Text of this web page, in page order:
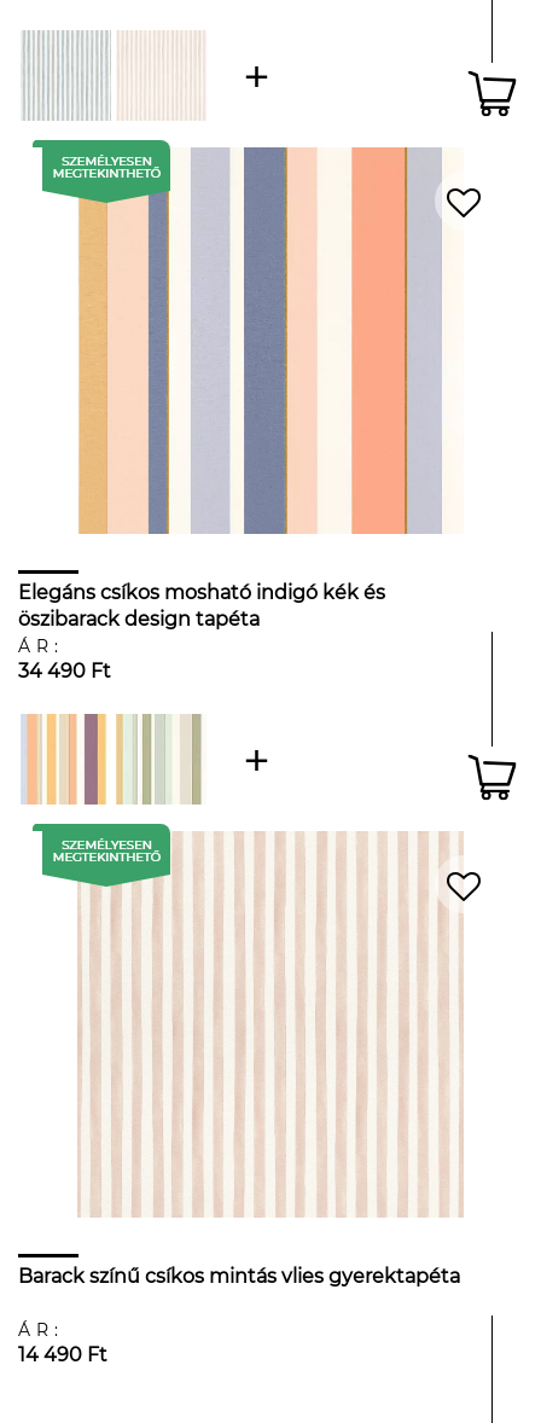
Elegáns csíkos mosható indigó kék és
öszibarack design tapéta
ÁR:
34 490 Ft
Barack színű csíkos mintás vlies gyerektapéta
ÁR:
14 490 Ft